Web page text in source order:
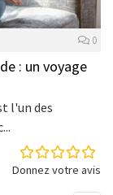
0
: un voyage
l'un des
Donnez votre avis